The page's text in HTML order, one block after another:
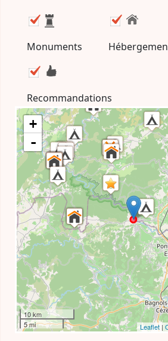
Monuments
Recommandations
+
-
10 km
5 mi
Leaflet|